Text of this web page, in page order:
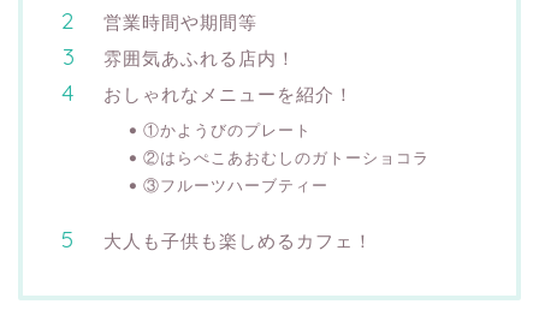
営業時間や期間等
雰囲気あふれる店内！
おしゃれなメニューを紹介！
①かようびのプレート
②はらぺこあおむしのガトーショコラ
③フルーツハーブティー
大人も子供も楽しめるカフェ！